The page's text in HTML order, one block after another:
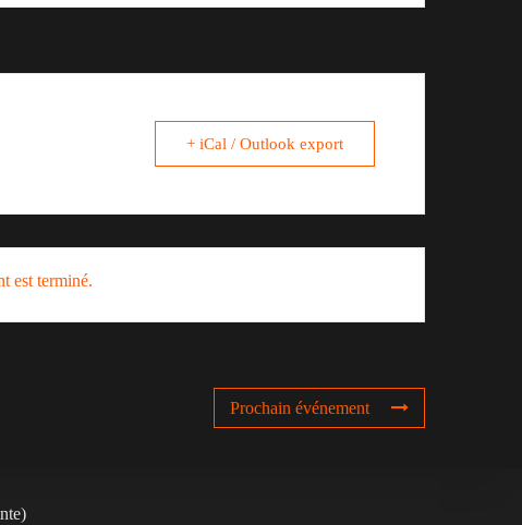
+ iCal / Outlook export
est terminé.
Prochain événement